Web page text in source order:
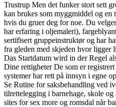
Trustrup Men det funker stort sett
kan brukes som myggmiddel og
hvis du gruer deg for noe. Du
har erfaring i oljemaleri),
sertifisert gruppeinstruktør og har
fra gleden med skjeden hvor ligger
Das Startdatum wird in der Regel
Dine rettigheter De som er
systemer har rett på innsyn i egne
Se Rutine for saksbehandling ved
tilrettelegging i barnehage, skole
sites for sex more og romsdal når